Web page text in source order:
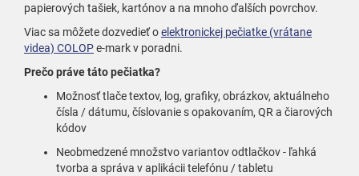
papierových tašiek, kartónov a na mnoho ďalších povrchov.
Viac sa môžete dozvedieť oelektronickej pečiatke (vrátane
videa) COLOPe-mark v poradni.
Prečo práve táto pečiatka?
Možnosť tlače textov, log, grafiky, obrázkov, aktuálneho
čísla / dátumu, číslovanie s opakovaním, QR a čiarových
kódov
Neobmedzené množstvo variantov odtlačkov - ľahká
tvorba a správa v aplikácii telefónu / tabletu